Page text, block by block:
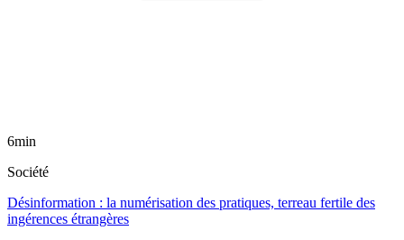
6min
Société
Désinformation : la numérisation des pratiques, terreau fertile des
ingérences étrangères